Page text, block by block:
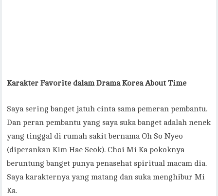
Karakter Favorite dalam Drama Korea About Time
Saya sering banget jatuh cinta sama pemeran pembantu.
Dan peran pembantu yang saya suka banget adalah nenek
yang tinggal di rumah sakit bernama Oh So Nyeo
(diperankan Kim Hae Seok). Choi Mi Ka pokoknya
beruntung banget punya penasehat spiritual macam dia.
Saya karakternya yang matang dan suka menghibur Mi
Ka.